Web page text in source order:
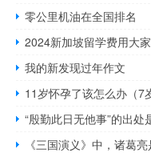
零公里机油在全国排名
2024新加坡留学费用大
我的新发现过年作文
11岁怀孕了该怎么办（7
“殷勤此日无他事”的出处
《三国演义》中，诸葛